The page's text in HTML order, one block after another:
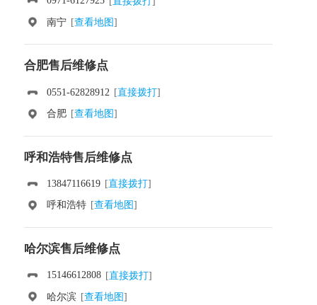
南宁 [查看地图]
合肥售后维修点
0551-62828912 [直接拨打]
合肥 [查看地图]
呼和浩特售后维修点
13847116619 [直接拨打]
呼和浩特 [查看地图]
哈尔滨售后维修点
15146612808 [直接拨打]
哈尔滨 [查看地图]